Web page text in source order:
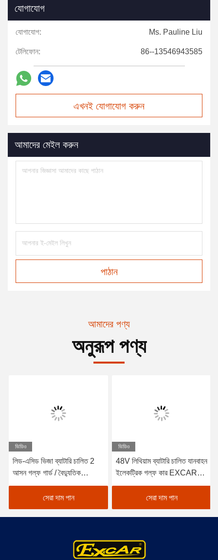
যোগাযোগ
যোগাযোগ: Ms. Pauline Liu
টেলিফোন: 86--13546943585
এখনই যোগাযোগ করুন
আমাদের মেইল করুন
পাঠান
আমাদের পণ্য
অনুরূপ পণ্য
ভিডিও
লিড-এসিড ভিজা ব্যাটারি চালিত 2
আসন গল্ফ গার্ড / বৈদ্যুতিক
Buggy গাড়ী গল্ফ
সেরা দাম পান
ভিডিও
48V লিথিয়াম ব্যাটারি চালিত যানবাহন
ইলেকট্রিক গল্ফ কার EXCAR
A1S6+2 সাদা
সেরা দাম পান